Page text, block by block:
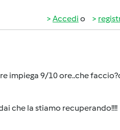
Accedi o
impiega 9/10 ore..che
che la stiamo recuperando!!!!